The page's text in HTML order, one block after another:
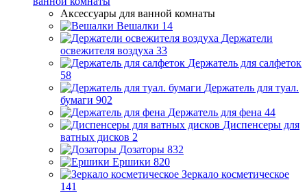
Аксессуары для ванной комнаты
Вешалки 14
Держатели
освежителя воздуха 33
Держатель для салфеток
58
Держатель для туал.
бумаги 902
Держатель для фена 44
Диспенсеры для
ватных дисков 2
Дозаторы 832
Ершики 820
Зеркало косметическое
141